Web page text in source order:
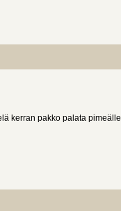
kerran pakko palata pimeälle